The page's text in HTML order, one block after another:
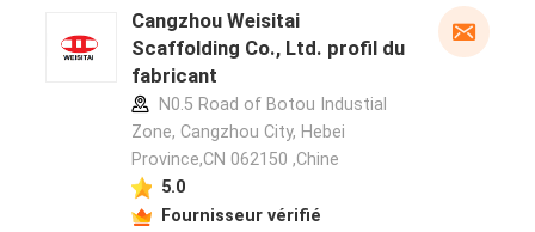
Cangzhou Weisitai
Scaffolding Co., Ltd. profil du
fabricant
N0.5 Road of Botou Industial
Zone, Cangzhou City, Hebei
Province,CN 062150 ,Chine
5.0
Fournisseur vérifié